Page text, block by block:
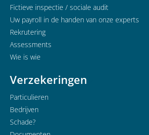
Fictieve inspectie / sociale audit
Uw payroll in de handen van onze experts
Rekrutering
Assessments
Wie is wie
Verzekeringen
Particulieren
Bedrijven
Schade?